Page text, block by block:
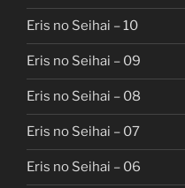
Eris no Seihai – 10
Eris no Seihai – 09
Eris no Seihai – 08
Eris no Seihai – 07
Eris no Seihai – 06